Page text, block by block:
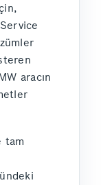
aracın
tam